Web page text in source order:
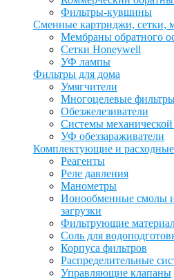
Фильтры-кувшины
Сменные картриджи, сетки,
Мембраны обратного
Сетки Honeywell
УФ лампы
Фильтры для дома
Умягчители
Многоцелевые
Обезжелезиватели
Системы
УФ обеззараживатели
Комплектующие и
Реагенты
Реле давления
Манометры
Ионообменные смолы
загрузки
Фильтрующие
Соль для
Корпуса фильтров
Распределительные
Управляющие клапаны